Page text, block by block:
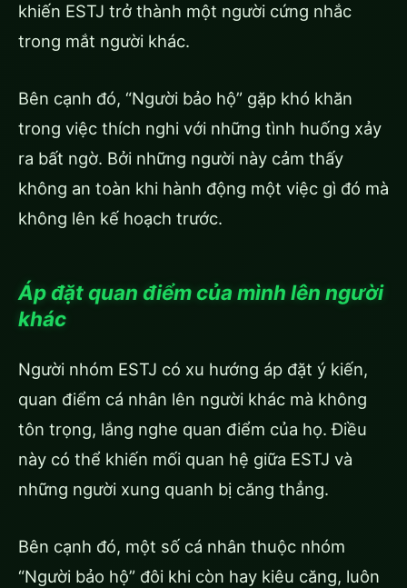
khiến ESTJ trở thành một người cứng nhắc
trong mắt người khác.
Bên cạnh đó, “Người bảo hộ” gặp khó khăn
trong việc thích nghi với những tình huống xảy
ra bất ngờ. Bởi những người này cảm thấy
không an toàn khi hành động một việc gì đó mà
không lên kế hoạch trước.
Áp đặt quan điểm của mình lên người
khác
Người nhóm ESTJ có xu hướng áp đặt ý kiến,
quan điểm cá nhân lên người khác mà không
tôn trọng, lắng nghe quan điểm của họ. Điều
này có thể khiến mối quan hệ giữa ESTJ và
những người xung quanh bị căng thẳng.
Bên cạnh đó, một số cá nhân thuộc nhóm
“Người bảo hộ” đôi khi còn hay kiêu căng, luôn